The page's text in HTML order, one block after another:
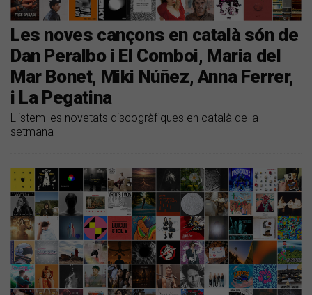
Les noves cançons en català són de
Dan Peralbo i El Comboi, Maria del
Mar Bonet, Miki Núñez, Anna Ferrer,
i La Pegatina
Llistem les novetats discogràfiques en català de la
setmana